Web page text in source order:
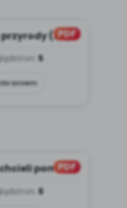
PDF
(PD)
stron: 5
PDF
pomóc
stron: 6